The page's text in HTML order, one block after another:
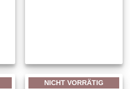
NICHT VORRÄTIG